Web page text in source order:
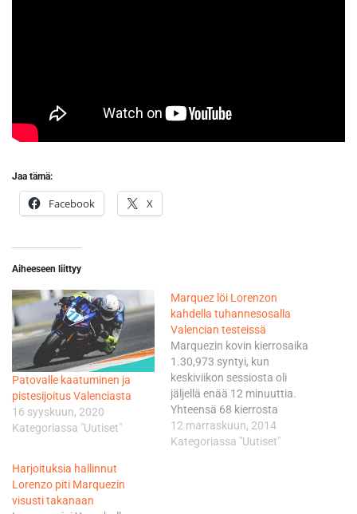
Jaa tämä:
Facebook X
Aiheeseen liittyy
Patovalle kaatuminen ja
pistesijoitus Valenciasta
16 syyskuun, 2020
Kategoriassa "Uutiset"
Marquez löi Lorenzon
kahdella tuhannesosalla
Valencian testeissä
Marquezin kovin kierrosaika
1.30,973 syntyi, kun
keskiviikon sessiosta oli
jäljellä enää 12 minuuttia.
Yhteensä 68 kierrosta
urakoinut Marquez alitti sillä
reilulla viidellä
12 marraskuun, 2014
Kategoriassa "Uutiset"
Harjoituksia hallinnut
Lorenzo piti Marquezin
visusti takanaan